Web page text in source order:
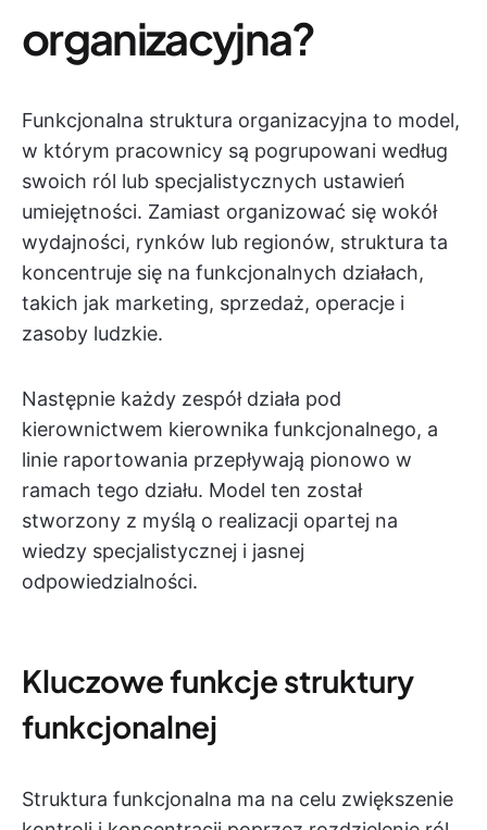
organizacyjna?
Funkcjonalna struktura organizacyjna to model,
w którym pracownicy są pogrupowani według
swoich ról lub specjalistycznych ustawień
umiejętności. Zamiast organizować się wokół
wydajności, rynków lub regionów, struktura ta
koncentruje się na funkcjonalnych działach,
takich jak marketing, sprzedaż, operacje i
zasoby ludzkie.
Następnie każdy zespół działa pod
kierownictwem kierownika funkcjonalnego, a
linie raportowania przepływają pionowo w
ramach tego działu. Model ten został
stworzony z myślą o realizacji opartej na
wiedzy specjalistycznej i jasnej
odpowiedzialności.
Kluczowe funkcje struktury
funkcjonalnej
Struktura funkcjonalna ma na celu zwiększenie